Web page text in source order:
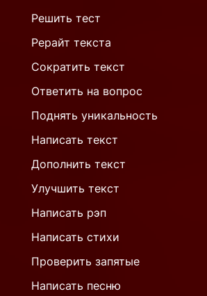
Решить тест
Рерайт текста
Сократить текст
Ответить на вопрос
Поднять уникальность
Написать текст
Дополнить текст
Улучшить текст
Написать рэп
Написать стихи
Проверить запятые
Написать песню